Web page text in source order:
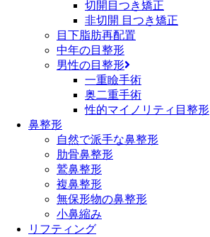
切開目つき矯正
非切開 目つき矯正
目下脂肪再配置
中年の目整形
男性の目整形
一重瞼手術
奥二重手術
性的マイノリティ目整形
鼻整形
自然で派手な鼻整形
肋骨鼻整形
鷲鼻整形
複鼻整形
無保形物の鼻整形
小鼻縮み
リフティング